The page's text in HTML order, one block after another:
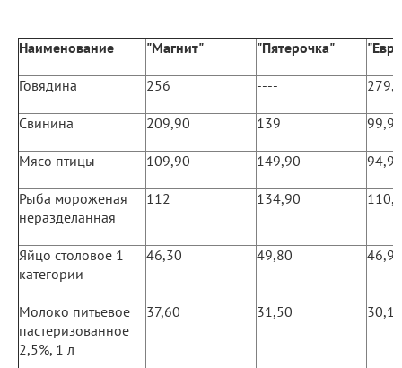
Наименование "Магнит" "Пятерочка"
Говядина 256 ----
Свинина 209,90 139 99,90
Мясо птицы 109,90 149,90 94,90
Рыба мороженая
неразделанная
112 134,90
Яйцо столовое 1
категории
46,30 49,80 46,90
Молоко питьевое
пастеризованное
2,5%, 1 л
37,60 31,50 30,10